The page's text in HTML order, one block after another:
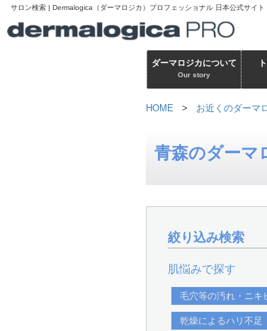
サロン検索 | Dermalogica（ダーマロジカ）プロフェッショナル 日本公式サイト
ダーマロジカについて
Our story
HOME > お近くのダーマ
青森のダーマ
絞り込み検索
肌悩みで探す
毛穴等の汚れ・ニキ
乾燥によるハリ不足